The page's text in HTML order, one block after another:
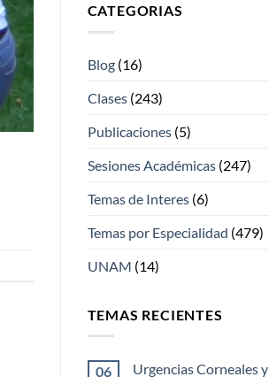
CATEGORIAS
Blog(16)
Clases(243)
Publicaciones(5)
Sesiones Académicas(247)
Temas de Interes(6)
Temas por Especialidad (479)
UNAM (14)
TEMAS RECIENTES
06 Urgencias Corneales y